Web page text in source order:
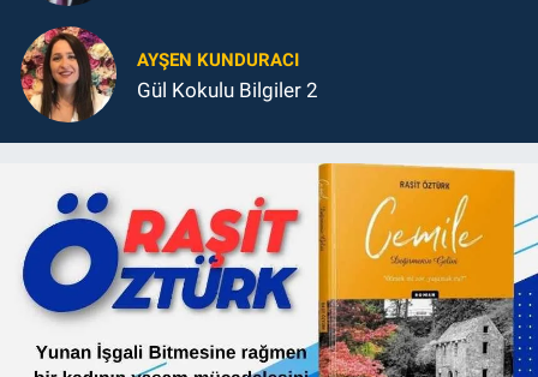
AYŞEN KUNDURACI
Gül Kokulu Bilgiler 2